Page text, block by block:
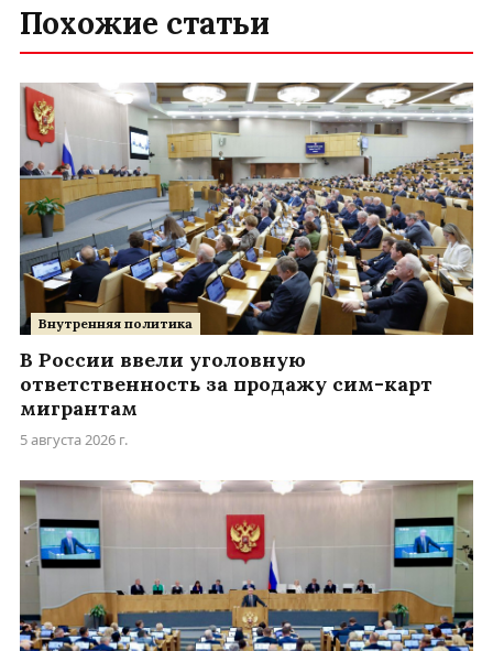
Похожие статьи
Внутренняя политика
В России ввели уголовную
ответственность за продажу сим-карт
мигрантам
5 августа 2026 г.